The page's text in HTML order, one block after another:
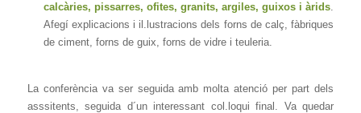
calcàries, pissarres, ofites, granits, argiles, guixos i àrids.
Afegí explicacions i il.lustracions dels forns de calç, fàbriques
de ciment, forns de guix, forns de vidre i teuleria.
La conferència va ser seguida amb molta atenció per part dels
asssitents, seguida d´un interessant col.loqui final. Va quedar